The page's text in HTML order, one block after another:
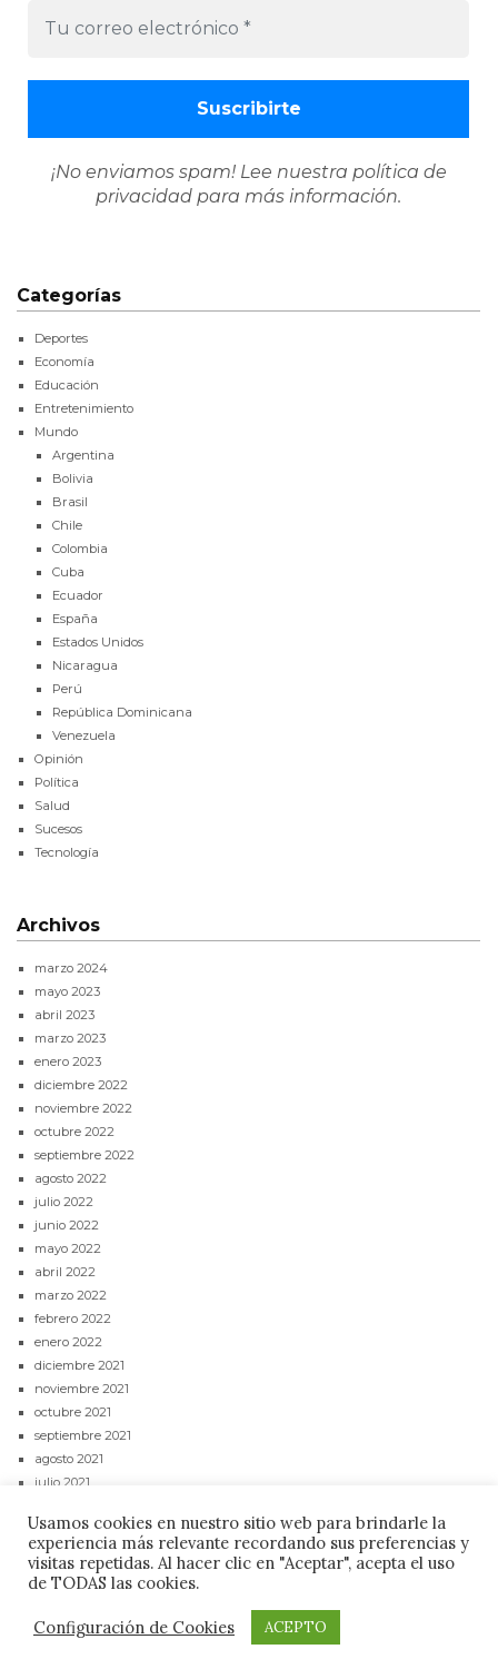
¡No enviamos spam! Lee nuestra política de
privacidad para más información.
Categorías
Deportes
Economía
Educación
Entretenimiento
Mundo
Argentina
Bolivia
Brasil
Chile
Colombia
Cuba
Ecuador
España
Estados Unidos
Nicaragua
Perú
República Dominicana
Venezuela
Opinión
Política
Salud
Sucesos
Tecnología
Archivos
marzo 2024
mayo 2023
abril 2023
marzo 2023
enero 2023
diciembre 2022
noviembre 2022
octubre 2022
septiembre 2022
agosto 2022
julio 2022
junio 2022
mayo 2022
abril 2022
marzo 2022
febrero 2022
enero 2022
diciembre 2021
noviembre 2021
octubre 2021
septiembre 2021
agosto 2021
julio 2021
mayo 2021
abril 2021
POLÍTICA DE PRIVACIDAD AVISO LEGAL
Usamos cookies en nuestro sitio web para brindarle la
experiencia más relevante recordando sus preferencias y
visitas repetidas. Al hacer clic en "Aceptar", acepta el uso
de TODAS las cookies.
Configuración de Cookies ACEPTO